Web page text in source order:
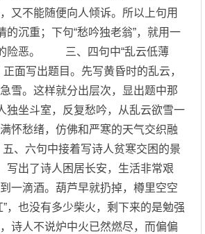
又不能随便向人倾诉。所以上句用
的沉重；下句“愁吟独老翁”，就用一
的险恶。 三、四句中“乱云低薄
面写出题目。先写黄昏时的乱云，
雪。这样就分出层次，显出题中那
独坐斗室，反复愁吟，从乱云欲雪一
怀愁绪，仿佛和严寒的天气交织融
六句中接着写诗人贫寒交困的景
写出了诗人困居长安，生活非常艰
一滴酒。葫芦早就扔掉，樽里空空
”，也没有多少柴火，剩下来的是勉强
诗人不说炉中火已然燃尽，而偏偏